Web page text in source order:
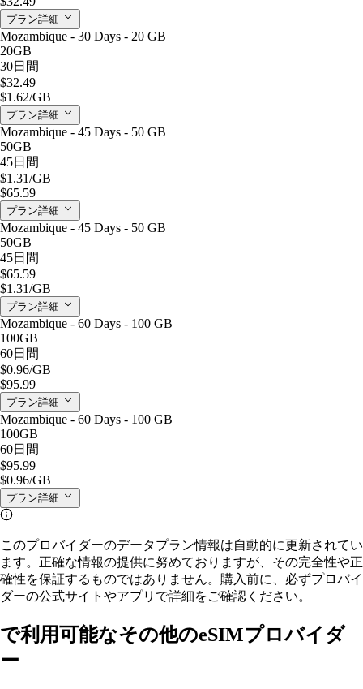
プラン詳細
Mozambique - 30 Days - 20 GB
20GB
30日間
$32.49
$1.62/GB
プラン詳細
Mozambique - 45 Days - 50 GB
50GB
45日間
$1.31/GB
$65.59
プラン詳細
Mozambique - 45 Days - 50 GB
50GB
45日間
$65.59
$1.31/GB
プラン詳細
Mozambique - 60 Days - 100 GB
100GB
60日間
$0.96/GB
$95.99
プラン詳細
Mozambique - 60 Days - 100 GB
100GB
60日間
$95.99
$0.96/GB
プラン詳細
このプロバイダーのデータプラン情報は自動的に更新されてい
ます。正確な情報の提供に努めておりますが、その完全性や正
確性を保証するものではありません。購入前に、必ずプロバイ
ダーの公式サイトやアプリで詳細をご確認ください。
で利用可能なその他のeSIMプロバイダ
ー